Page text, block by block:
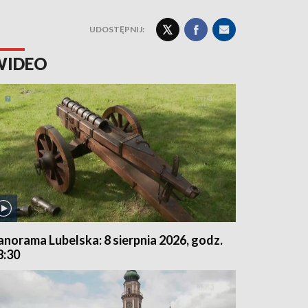
UDOSTĘPNIJ:
Lubelska: 8 sierpnia 2026, godz.